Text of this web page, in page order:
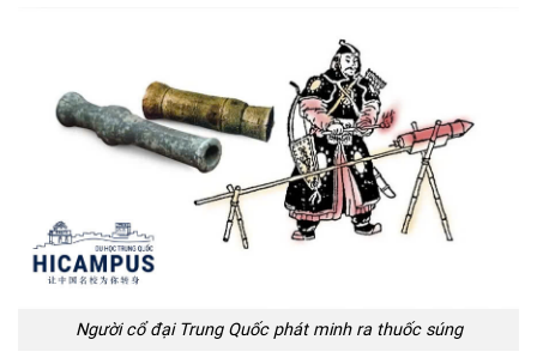
Người cổ đại Trung Quốc phát minh ra thuốc súng